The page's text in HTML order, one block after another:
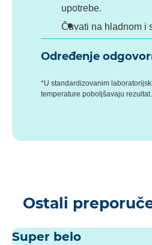
upotrebe.
Čuvati na hladnom i
Određenje
*U standardizovanim
temperature poboljšavaju rezultat.
Ostali
Super belo